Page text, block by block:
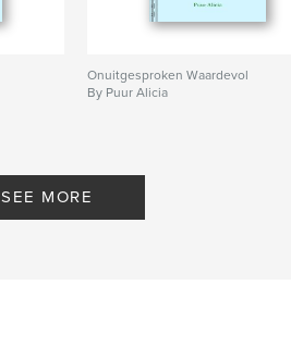
Onuitgesproken Waardevol
By Puur Alicia
SEE MORE